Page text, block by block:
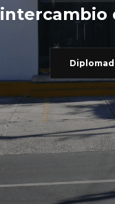
intercambio